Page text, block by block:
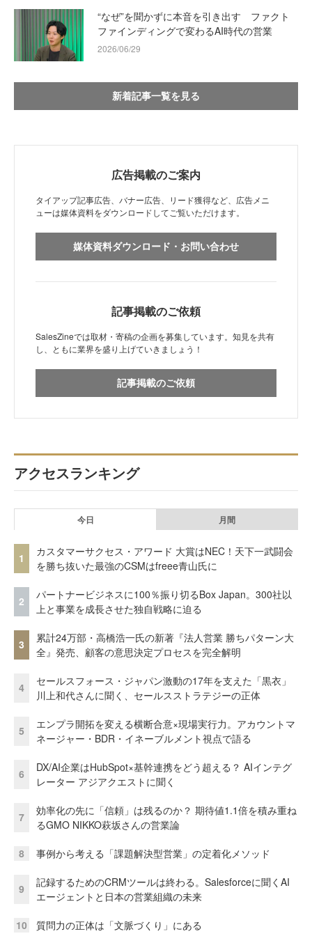
“なぜ”を聞かずに本音を引き出す ファクト
ファインディングで変わるAI時代の営業
2026/06/29
新着記事一覧を見る
広告掲載のご案内
タイアップ記事広告、バナー広告、リード獲得など、広告メニ
ューは媒体資料をダウンロードしてご覧いただけます。
媒体資料ダウンロード・お問い合わせ
記事掲載のご依頼
SalesZineでは取材・寄稿の企画を募集しています。知見を共有
し、ともに業界を盛り上げていきましょう！
記事掲載のご依頼
アクセスランキング
今日 月間
1
カスタマーサクセス・アワード 大賞はNEC！天下一武闘会
を勝ち抜いた最強のCSMはfreee青山氏に
2
パートナービジネスに100％振り切るBox Japan。300社以
上と事業を成長させた独自戦略に迫る
3
累計24万部・高橋浩一氏の新著『法人営業 勝ちパターン大
全』発売、顧客の意思決定プロセスを完全解明
4
セールスフォース・ジャパン激動の17年を支えた「黒衣」
川上和代さんに聞く、セールスストラテジーの正体
5
エンプラ開拓を変える横断合意×現場実行力。アカウントマ
ネージャー・BDR・イネーブルメント視点で語る
6
DX/AI企業はHubSpot×基幹連携をどう超える？ AIインテグ
レーター アジアクエストに聞く
7
効率化の先に「信頼」は残るのか？ 期待値1.1倍を積み重ね
るGMO NIKKO萩坂さんの営業論
8 事例から考える「課題解決型営業」の定着化メソッド
9
記録するためのCRMツールは終わる。Salesforceに聞くAI
エージェントと日本の営業組織の未来
10 質問力の正体は「文脈づくり」にある